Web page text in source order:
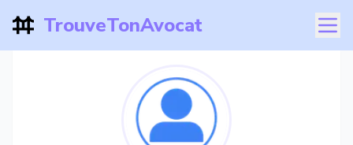
TrouveTonAvocat